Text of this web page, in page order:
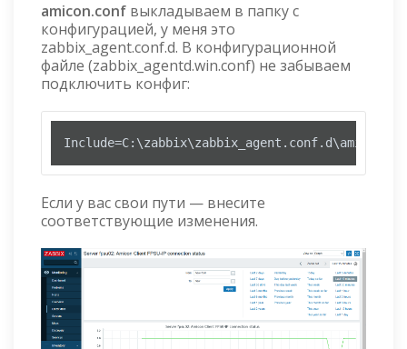
amicon.conf выкладываем в папку с
конфигурацией, у меня это
zabbix_agent.conf.d. В конфигурационной
файле (zabbix_agentd.win.conf) не забываем
подключить конфиг:
Если у вас свои пути — внесите
соответствующие изменения.